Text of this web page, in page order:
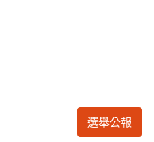
選舉公報